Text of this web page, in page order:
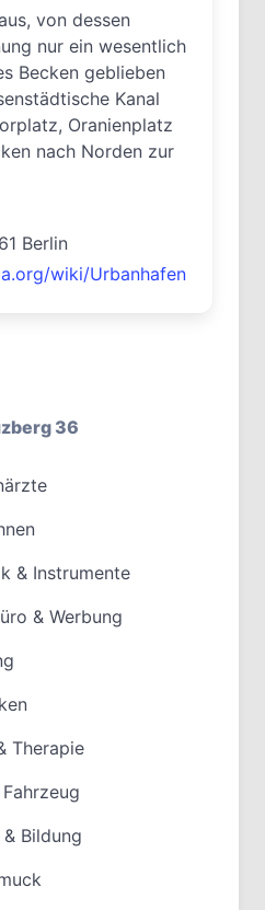
36
& Instrumente
& Werbung
Therapie
Bildung
von dessen
nur ein wesentlich
Becken geblieben
Kanal
Oranienplatz
nach Norden zur
Berlin
wiki/Urbanhafen